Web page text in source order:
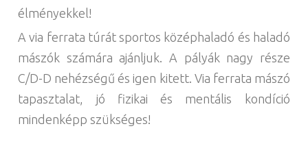
élményekkel!
A via ferrata túrát sportos középhaladó és haladó
mászók számára ajánljuk. A pályák nagy része
C/D-D nehézségű és igen kitett. Via ferrata mászó
tapasztalat, jó fizikai és mentális kondíció
mindenképp szükséges!